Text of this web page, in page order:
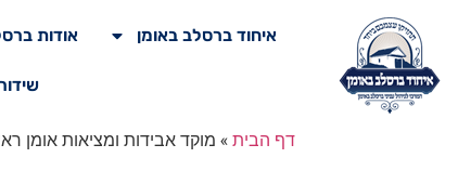
איחוד ברסלב באומן אודות
דף הבית» מוקד אבידות ומציאות אומן